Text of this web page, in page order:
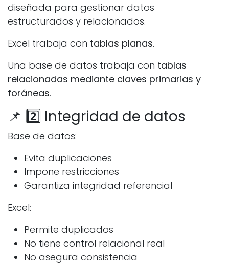
diseñada para gestionar datos
estructurados y relacionados.
Excel trabaja con tablas planas.
Una base de datos trabaja con tablas
relacionadas mediante claves primarias y
foráneas.
📌 2️⃣ Integridad de datos
Base de datos:
Evita duplicaciones
Impone restricciones
Garantiza integridad referencial
Excel:
Permite duplicados
No tiene control relacional real
No asegura consistencia